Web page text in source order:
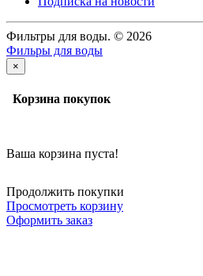
Фильтры для воды. © 2026
Фильры для воды
×
Корзина покупок
Ваша корзина пуста!
Продолжить покупки
Просмотреть корзину
Оформить заказ